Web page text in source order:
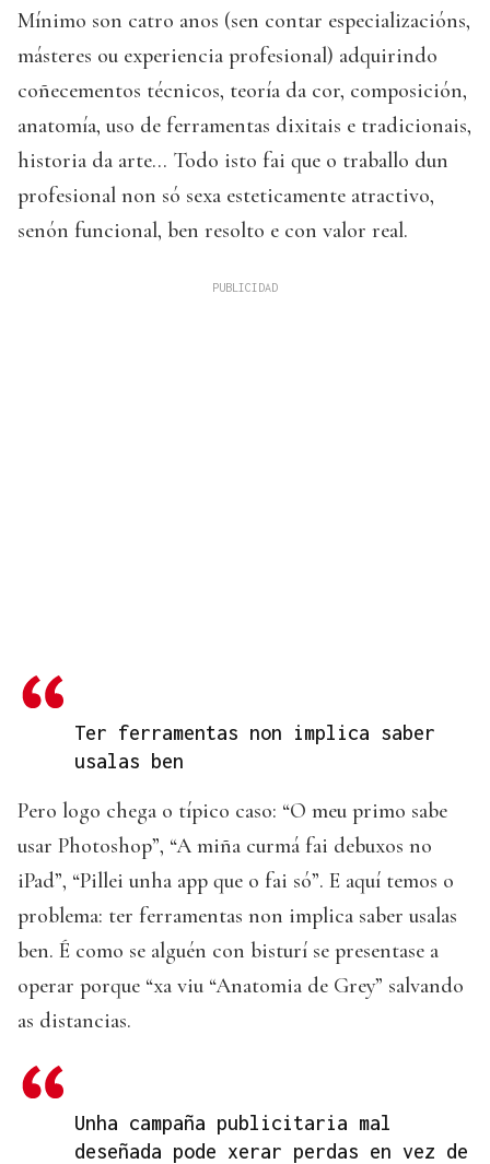
Mínimo son catro anos (sen contar especializacións,
másteres ou experiencia profesional) adquirindo
coñecementos técnicos, teoría da cor, composición,
anatomía, uso de ferramentas dixitais e tradicionais,
historia da arte… Todo isto fai que o traballo dun
profesional non só sexa esteticamente atractivo,
senón funcional, ben resolto e con valor real.
Ter ferramentas non implica saber
usalas ben
Pero logo chega o típico caso: “O meu primo sabe
usar Photoshop”, “A miña curmá fai debuxos no
iPad”, “Pillei unha app que o fai só”. E aquí temos o
problema: ter ferramentas non implica saber usalas
ben. É como se alguén con bisturí se presentase a
operar porque “xa viu “Anatomia de Grey” salvando
as distancias.
Unha campaña publicitaria mal
deseñada pode xerar perdas en vez de